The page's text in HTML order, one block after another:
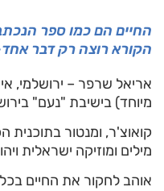
החיים הם כמו ספר
הקורא רוצה רק דבר
אריאל שרפר – ירושלמי,
מיוחד) בישיבת "נעם"
קואוצ'ר, ומנטור בתוכנית
מילים ומוזיקה ישראלית
אוהב לחקור את החיים